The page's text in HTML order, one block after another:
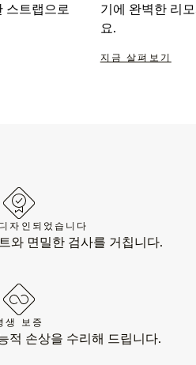
스트랩으로
기에 완벽한 리
요.
지금 살펴보기
자인되었습니다
와 면밀한 검사를 거칩니다.
생 보증
적 손상을 수리해 드립니다.